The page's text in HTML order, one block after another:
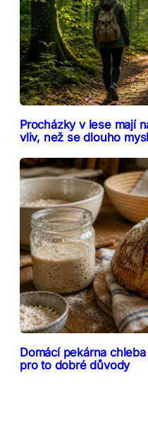
Procházky v lese mají
vliv, než se dlouho
Domácí pekárna
pro to dobré důvody